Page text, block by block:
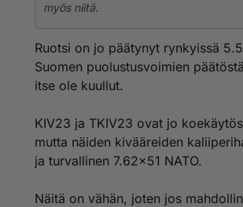
myös niitä.
Ruotsi on jo päätynyt rynkyissä
Suomen puolustusvoimien
itse ole kuullut.
KIV23 ja TKIV23 ovat jo
mutta näiden kivääreiden
ja turvallinen 7.62x51 NATO.
Näitä on vähän, joten jos